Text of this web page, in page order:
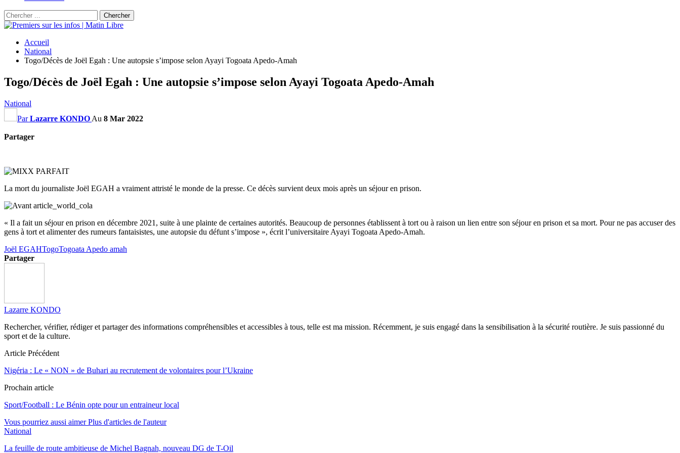
Accueil
National
Togo/Décès de Joël Egah : Une autopsie s’impose selon Ayayi Togoata Apedo-Amah
Togo/Décès de Joël Egah : Une autopsie s’impose selon Ayayi Togoata Apedo-Amah
National
ParLazarre KONDO Au 8 Mar 2022
Partager
La mort du journaliste Joël EGAH a vraiment attristé le monde de la presse. Ce décès survient deux mois après un séjour en prison.
« Il a fait un séjour en prison en décembre 2021, suite à une plainte de certaines autorités. Beaucoup de personnes établissent à tort ou à raison un lien entre son séjour en prison et sa mort. Pour ne pas accuser des
gens à tort et alimenter des rumeurs fantaisistes, une autopsie du défunt s’impose », écrit l’universitaire Ayayi Togoata Apedo-Amah.
Joël EGAHTogoTogoata Apedo amah
Partager
Lazarre KONDO
Rechercher, vérifier, rédiger et partager des informations compréhensibles et accessibles à tous, telle est ma mission. Récemment, je suis engagé dans la sensibilisation à la sécurité routière. Je suis passionné du
sport et de la culture.
Article Précédent
Nigéria : Le « NON » de Buhari au recrutement de volontaires pour l’Ukraine
Prochain article
Sport/Football : Le Bénin opte pour un entraineur local
Vous pourriez aussi aimer Plus d'articles de l'auteur
National
La feuille de route ambitieuse de Michel Bagnah, nouveau DG de T-Oil